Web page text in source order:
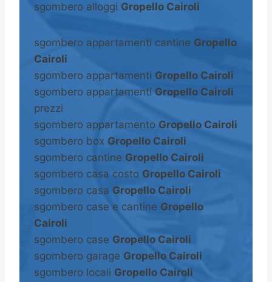
sgombero alloggi Gropello Cairoli
sgombero appartamenti cantine Gropello
Cairoli
sgombero appartamenti Gropello Cairoli
sgombero appartamenti Gropello Cairoli
prezzi
sgombero appartamento Gropello Cairoli
sgombero box Gropello Cairoli
sgombero cantine Gropello Cairoli
sgombero casa costo Gropello Cairoli
sgombero casa Gropello Cairoli
sgombero case e cantine Gropello
Cairoli
sgombero case Gropello Cairoli
sgombero garage Gropello Cairoli
sgombero locali Gropello Cairoli